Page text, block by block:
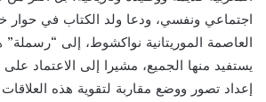
اجتماعي ونفسي، ودعا ولد الكتاب في
العاصمة الموريتانية نواكشوط، إلى
يستفيد منها الجميع، مشيرا إلى الاعتماد
إعداد تصور ووضع مقاربة لتقوية هذه